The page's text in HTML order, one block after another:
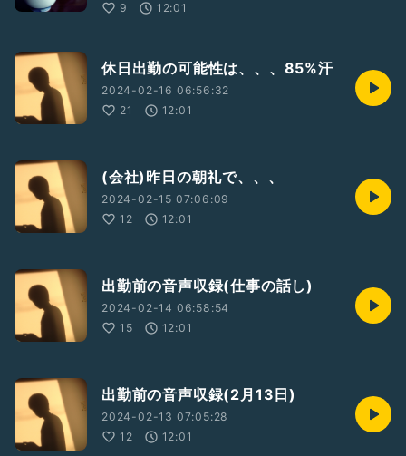
9
12:01
休日出勤の可能性は、、、85%汗
2024-02-16 06:56:32
21
12:01
(会社)昨日の朝礼で、、、
2024-02-15 07:06:09
12
12:01
出勤前の音声収録(仕事の話し)
2024-02-14 06:58:54
15
12:01
出勤前の音声収録(2月13日)
2024-02-13 07:05:28
12
12:01